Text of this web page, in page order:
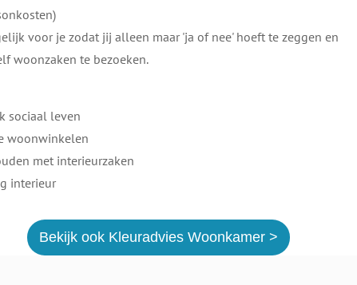
voor je zodat jij alleen maar 'ja of nee' hoeft te zeggen en
woonzaken te bezoeken.
sociaal leven
woonwinkelen​
met interieurzaken​
interieur
​​​Bekijk ook Kleuradvies Woonkamer >